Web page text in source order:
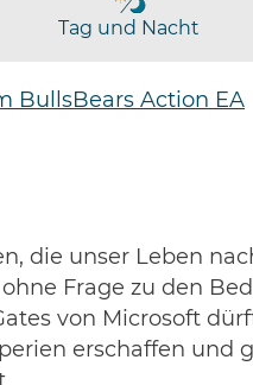
Tag und Nacht
BullsBears Action EA
die unser Leben
Frage zu den
von Microsoft
erschaffen und